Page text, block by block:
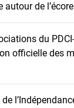
autour de
du
officielle des